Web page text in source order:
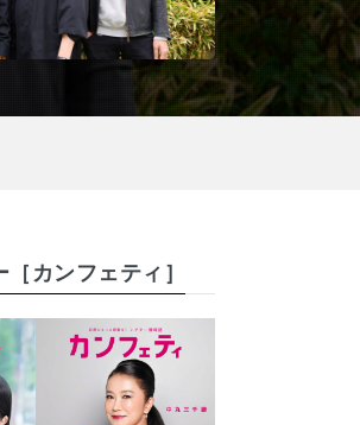
カンフェティ］